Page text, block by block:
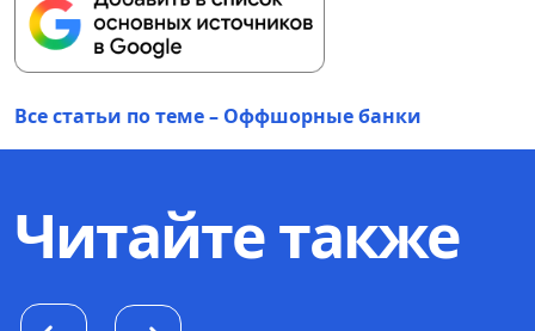
Все статьи по теме – Оффшорные банки
Читайте также